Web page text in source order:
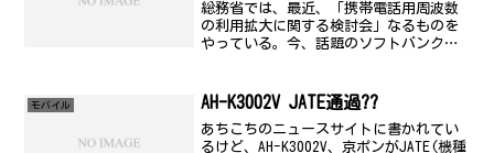
総務省では、最近、「携帯電話用周波数
の利用拡大に関する検討会」なるものを
やっている。今、話題のソフトバンクが
数会合第5回としても、取り上げている。
モバイル AH-K3002V JATE通過??
あちこちのニュースサイトに書かれてい
るけど、AH-K3002V、京ポンがJATE(機種